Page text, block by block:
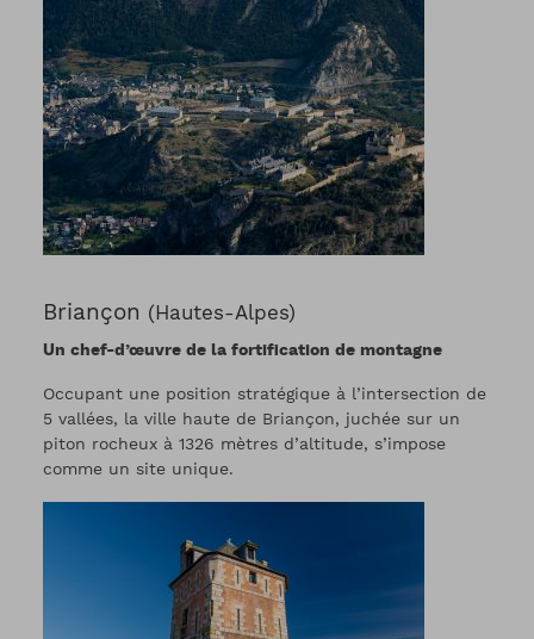
Briançon (Hautes-Alpes)
Un chef-d’œuvre de la fortification de montagne
Occupant une position stratégique à l’intersection de
5 vallées, la ville haute de Briançon, juchée sur un
piton rocheux à 1326 mètres d’altitude, s’impose
comme un site unique.